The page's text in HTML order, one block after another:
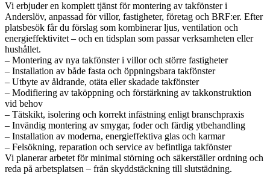
Vi erbjuder en komplett tjänst för montering av takfönster i
Anderslöv, anpassad för villor, fastigheter, företag och BRF:er. Efter
platsbesök får du förslag som kombinerar ljus, ventilation och
energieffektivitet – och en tidsplan som passar verksamheten eller
hushållet.
– Montering av nya takfönster i villor och större fastigheter
– Installation av både fasta och öppningsbara takfönster
– Utbyte av åldrande, otäta eller skadade takfönster
– Modifiering av taköppning och förstärkning av takkonstruktion
vid behov
– Tätskikt, isolering och korrekt infästning enligt branschpraxis
– Invändig montering av smygar, foder och färdig ytbehandling
– Installation av moderna, energieffektiva glas och karmar
– Felsökning, reparation och service av befintliga takfönster
Vi planerar arbetet för minimal störning och säkerställer ordning och
reda på arbetsplatsen – från skyddstäckning till slutstädning.